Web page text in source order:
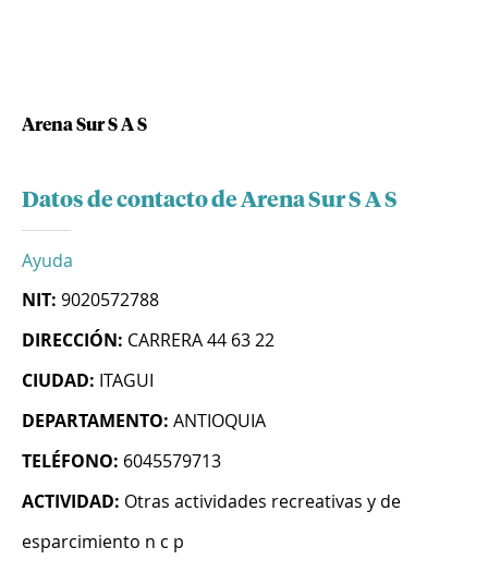
Arena Sur S A S
Datos de contacto de Arena Sur S A S
Ayuda
NIT: 9020572788
DIRECCIÓN: CARRERA 44 63 22
CIUDAD: ITAGUI
DEPARTAMENTO: ANTIOQUIA
TELÉFONO: 6045579713
ACTIVIDAD: Otras actividades recreativas y de
esparcimiento n c p